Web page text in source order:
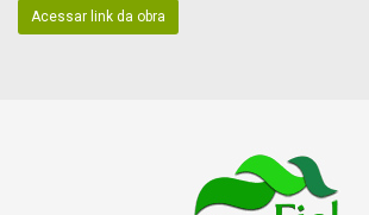
Acessar link da obra